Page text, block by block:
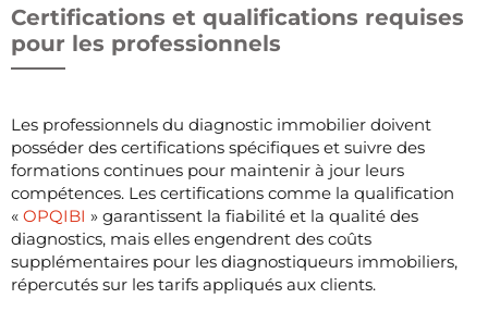
Certifications et qualifications requises
pour les professionnels
Les professionnels du diagnostic immobilier doivent
posséder des certifications spécifiques et suivre des
formations continues pour maintenir à jour leurs
compétences. Les certifications comme la qualification
« OPQIBI » garantissent la fiabilité et la qualité des
diagnostics, mais elles engendrent des coûts
supplémentaires pour les diagnostiqueurs immobiliers,
répercutés sur les tarifs appliqués aux clients.